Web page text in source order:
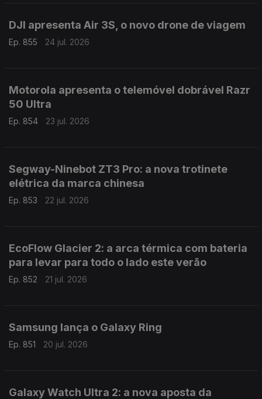
DJI apresenta Air 3S, o novo drone de viagem
Ep. 855 24 jul. 2026
Motorola apresenta o telemóvel dobrável Razr
50 Ultra
Ep. 854 23 jul. 2026
Segway-Ninebot ZT3 Pro: a nova trotinete
elétrica da marca chinesa
Ep. 853 22 jul. 2026
EcoFlow Glacier 2: a arca térmica com bateria
para levar para todo o lado este verão
Ep. 852 21 jul. 2026
Samsung lança o Galaxy Ring
Ep. 851 20 jul. 2026
Galaxy Watch Ultra 2: a nova aposta da